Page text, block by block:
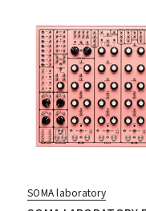
SOMA laboratory